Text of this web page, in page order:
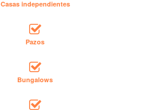
Casas independientes
Pazos
Bungalows